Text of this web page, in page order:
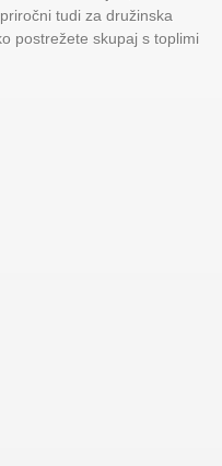
tudi za družinska
postrežete skupaj s toplimi